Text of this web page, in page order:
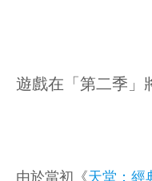
遊戲在「第二季」
由於當初《天堂：經